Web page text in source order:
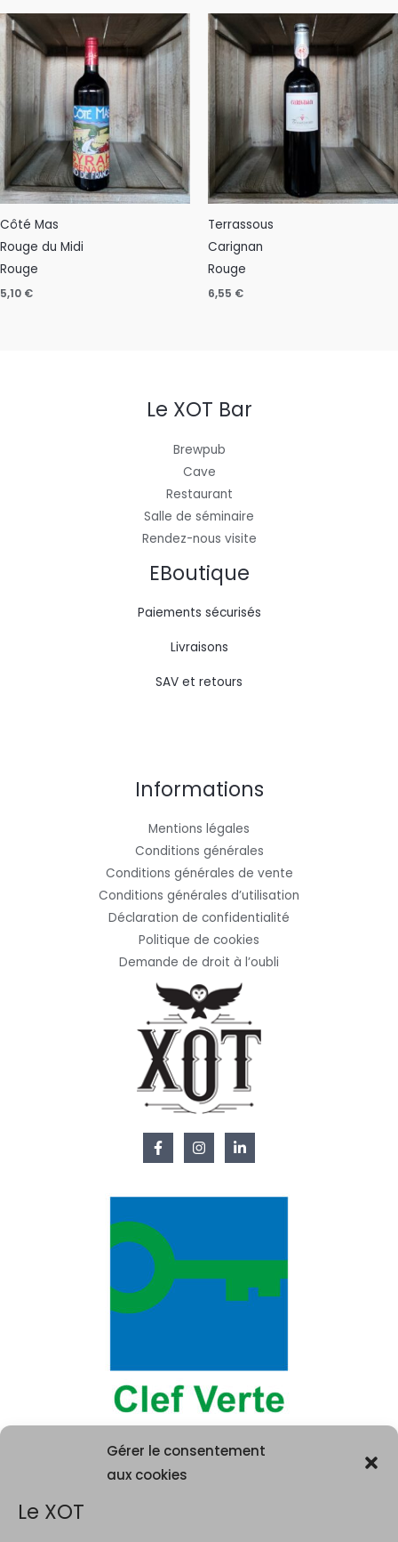
Gérer le consentement
aux cookies
Le XOT
Côté Mas
Rouge du Midi
Rouge
5,10 €
Terrassous
Carignan
Rouge
6,55 €
Le XOT Bar
Brewpub
Cave
Restaurant
Salle de séminaire
Rendez-nous visite
EBoutique
Paiements sécurisés
Livraisons
SAV et retours
Informations
Mentions légales
Conditions générales
Conditions générales de vente
Conditions générales d’utilisation
Déclaration de confidentialité
Politique de cookies
Demande de droit à l’oubli